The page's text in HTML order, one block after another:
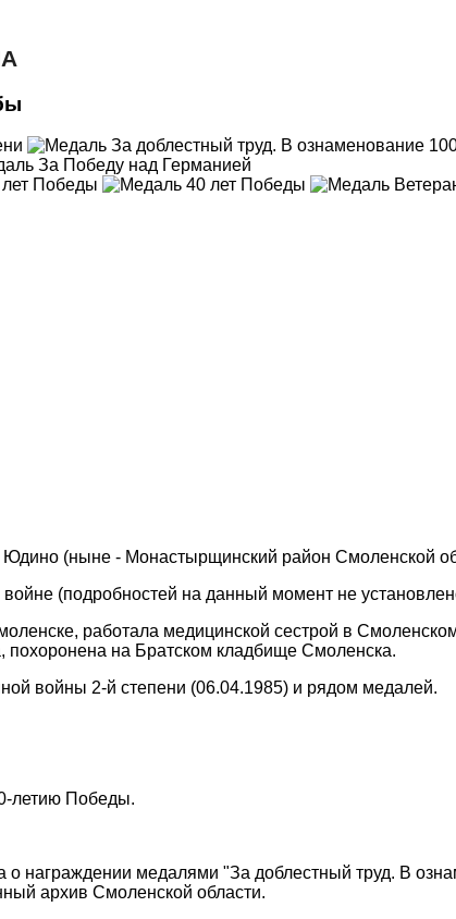
Юдино (ныне - Монастырщинский район Смоленской
(подробностей на данный момент не
работала медицинской сестрой в
похоронена на Братском кладбище Смоленска.
войны 2-й степени (06.04.1985) и рядом медалей.
летию Победы.
награждении медалями "За доблестный труд. В
архив Смоленской области.